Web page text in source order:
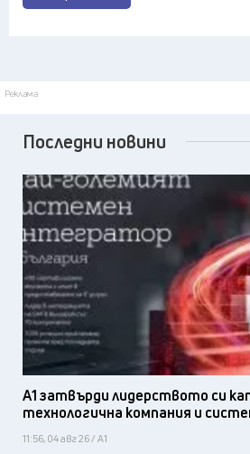
Реклама
Последни новини
А1 затвърди лидерството си
технологична компания и
11:56, 04 авг 26 / А1